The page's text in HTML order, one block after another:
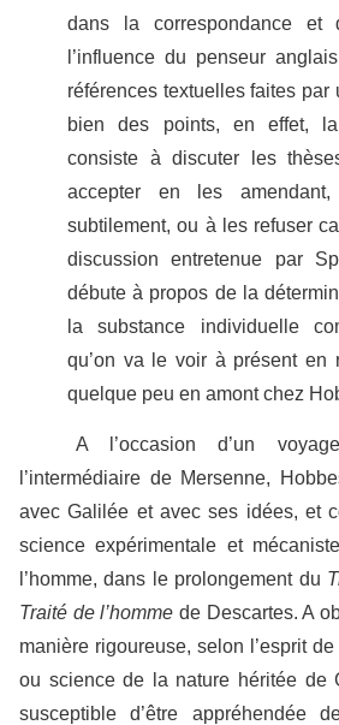
dans la correspondance et
l’influence du penseur
références textuelles faites par
bien des points, en effet,
consiste à discuter les
accepter en les
subtilement, ou à les refuser
discussion entretenue par
débute à propos de la
la substance individuelle
qu’on va le voir à présent en
quelque peu en amont chez
A l’occasion d’un
l’intermédiaire de Mersenne,
avec Galilée et avec ses idées, et
science expérimentale et
l’homme, dans le prolongement du
Traité de l’homme de Descartes. A
manière rigoureuse, selon l’esprit
ou science de la nature héritée de
susceptible d’être appréhendée